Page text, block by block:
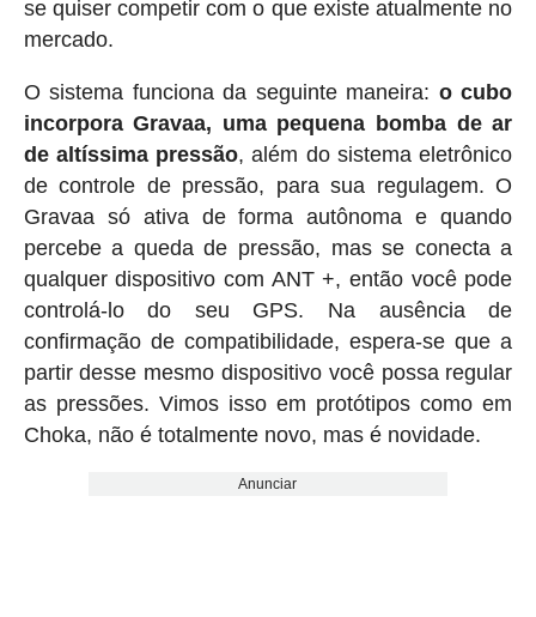
se quiser competir com o que existe atualmente no
mercado.
O sistema funciona da seguinte maneira: o cubo
incorpora Gravaa, uma pequena bomba de ar
de altíssima pressão, além do sistema eletrônico
de controle de pressão, para sua regulagem. O
Gravaa só ativa de forma autônoma e quando
percebe a queda de pressão, mas se conecta a
qualquer dispositivo com ANT +, então você pode
controlá-lo do seu GPS. Na ausência de
confirmação de compatibilidade, espera-se que a
partir desse mesmo dispositivo você possa regular
as pressões. Vimos isso em protótipos como em
Choka, não é totalmente novo, mas é novidade.
Anunciar